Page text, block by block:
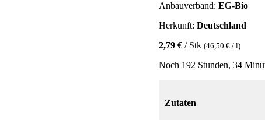
Anbauverband: EG-Bio
Herkunft: Deutschland
2,79 € / Stk (46,50 € / l)
Noch 192 Stunden, 34
Zutaten